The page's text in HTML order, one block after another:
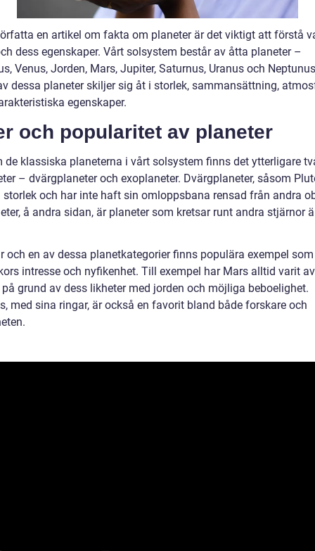
en artikel om fakta om planeter är det viktigt att förstå
dess egenskaper. Vårt solsystem består av åtta planeter –
Venus, Jorden, Mars, Jupiter, Saturnus, Uranus och
dessa planeter skiljer sig åt i storlek, sammansättning,
egenskaper.
och popularitet av planeter
de klassiska planeterna i vårt solsystem finns det ytterligare
– dvärgplaneter och exoplaneter. Dvärgplaneter, såsom
storlek och har inte haft sin omloppsbana rensad från andra
å andra sidan, är planeter som kretsar runt andra stjärnor
och en av dessa planetkategorier finns populära exempel
intresse och nyfikenhet. Till exempel har Mars alltid varit
grund av dess likheter med jorden och möjliga beboelighet.
med sina ringar, är också en favorit bland både forskare och